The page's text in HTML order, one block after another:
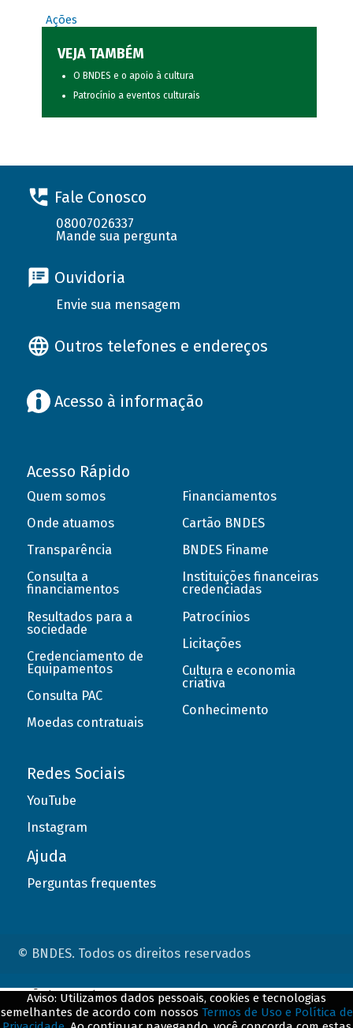
Ações
VEJA TAMBÉM
O BNDES e o apoio à cultura
Patrocínio a eventos culturais
Fale Conosco
08007026337
Mande sua pergunta
Ouvidoria
Envie sua mensagem
Outros telefones e endereços
Acesso à informação
Acesso Rápido
Quem somos
Onde atuamos
Transparência
Consulta a
financiamentos
Resultados para a
sociedade
Credenciamento de
Equipamentos
Consulta PAC
Moedas contratuais
Financiamentos
Cartão BNDES
BNDES Finame
Instituições financeiras
credenciadas
Patrocínios
Licitações
Cultura e economia
criativa
Conhecimento
Redes Sociais
YouTube
Instagram
Ajuda
Perguntas frequentes
© BNDES. Todos os direitos reservados
Aviso: Utilizamos dados pessoais, cookies e tecnologias
semelhantes de acordo com nossos Termos de Uso e Política de
ConteÃºdo complementar
${title}${badge}